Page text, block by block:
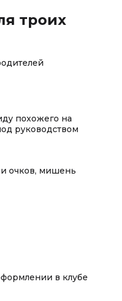
троих
похожего на
руководством
и очков, мишень
в клубе